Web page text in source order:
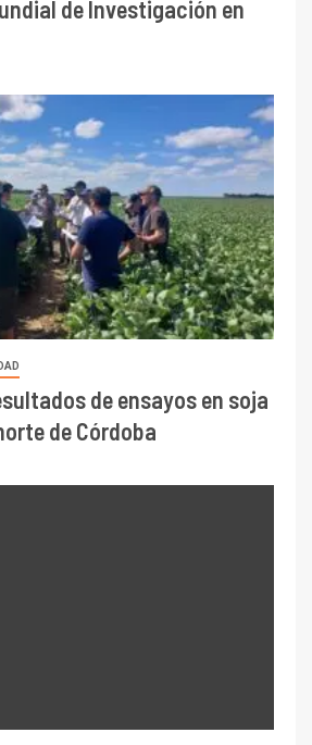
de ensayos en soja
de Córdoba